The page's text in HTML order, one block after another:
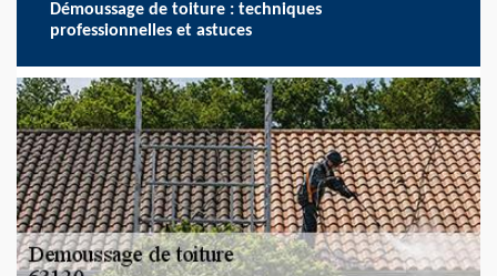
Démoussage de toiture : techniques
professionnelles et astuces